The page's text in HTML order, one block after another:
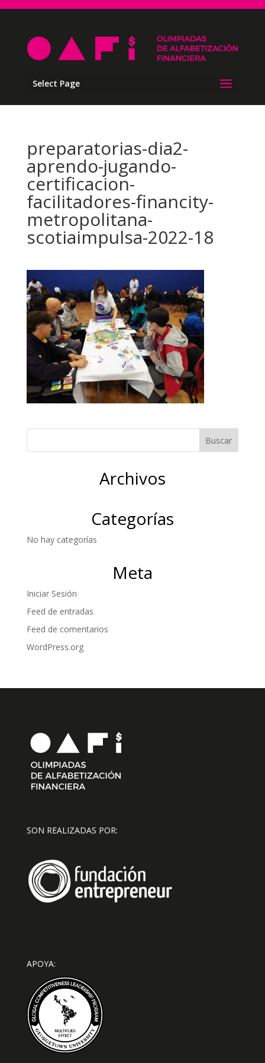
Select Page
preparatorias-dia2-
aprendo-jugando-
certificacion-
facilitadores-financity-
metropolitana-
scotiaimpulsa-2022-18
Archivos
Categorías
No hay categorías
Meta
Iniciar Sesión
Feed de entradas
Feed de comentarios
WordPress.org
SON REALIZADAS POR:
APOYA: